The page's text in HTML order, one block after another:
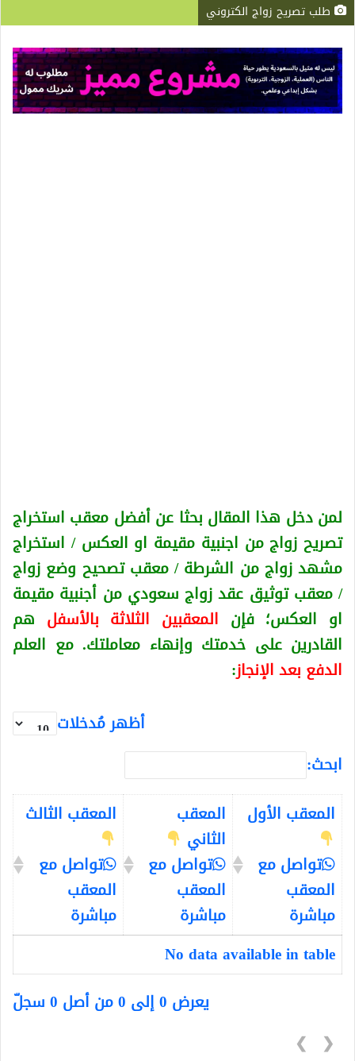
طلب تصريح زواج الكتروني
لمن دخل هذا المقال بحثا عن أفضل معقب استخراج
تصريح زواج من اجنبية مقيمة او العكس/ استخراج
مشهد زواج من الشرطة / معقب تصحيح وضع زواج
/ معقب توثيق عقد زواج سعودي من أجنبية مقيمة
او العكس؛ فإن المعقبين الثلاثة بالأسفل هم
القادرين على خدمتك وإنهاء معاملتك. مع العلم
الدفع بعد الإنجاز:
أظهر مُدخلات
ابحث:
المعقب الأول
تواصل مع
المعقب
مباشرة
المعقب
الثاني
تواصل مع
المعقب
مباشرة
المعقب الثالث
تواصل مع
المعقب
مباشرة
No data available in table
يعرض 0 إلى 0 من أصل 0 سجلّ
❮
❯